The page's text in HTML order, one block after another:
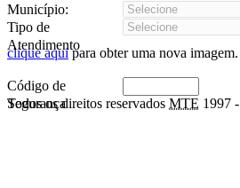
Município:
Tipo de
Atendimento
clique aquipara obter uma nova imagem.
Código de
Segurança
Todos os direitos reservados MTE 1997 -